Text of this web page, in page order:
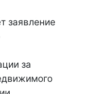
заявление
за